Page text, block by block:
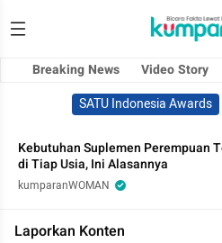
Breaking News Video Story
SATU Indonesia Awards
Kebutuhan Suplemen Perempuan
di Tiap Usia, Ini Alasannya
kumparanWOMAN
Laporkan Konten